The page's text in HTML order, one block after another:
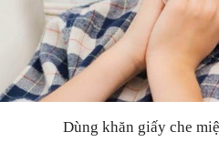
Dùng khăn giấy che